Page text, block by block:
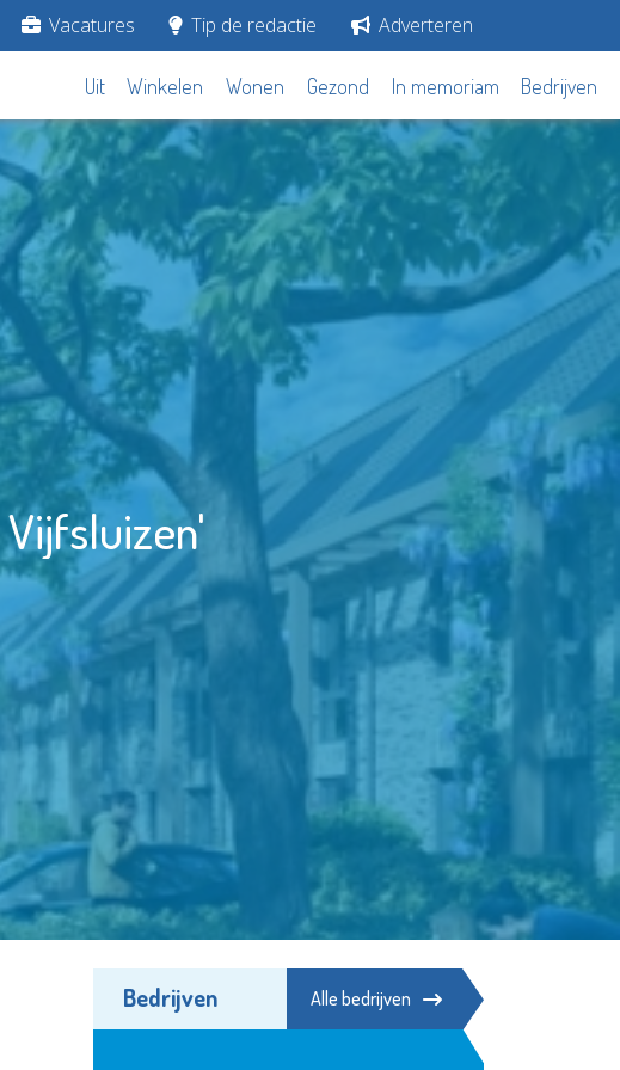
Vacatures Tip de redactie Adverteren
Uit Winkelen Wonen Gezond In memoriam Bedrijven
Bedrijven Alle bedrijven